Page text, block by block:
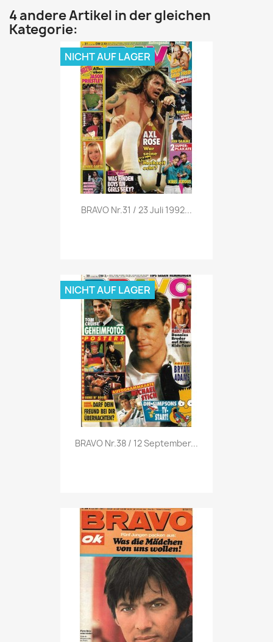
4 andere Artikel in der gleichen
Kategorie:
Vorschau
BRAVO Nr.31 / 23 Juli 1992...
NICHT AUF LAGER
Vorschau
BRAVO Nr.38 / 12 September...
NICHT AUF LAGER